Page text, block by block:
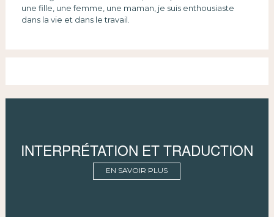
une fille, une femme, une maman, je suis enthousiaste
dans la vie et dans le travail.
INTERPRÉTATION ET TRADUCTION
EN SAVOIR PLUS